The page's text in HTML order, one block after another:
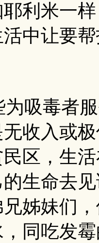
利米一
中让要
毒者服
收入或
民区，生
生命去
姊妹们
同吃发